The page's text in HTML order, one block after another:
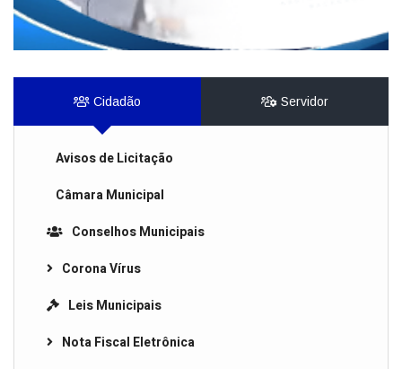
Cidadão Servidor
Avisos de Licitação
Câmara Municipal
Conselhos Municipais
Corona Vírus
Leis Municipais
Nota Fiscal Eletrônica